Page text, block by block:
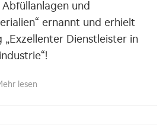
und
ernannt und erhielt
„Exzellenter Dienstleister in
lesen